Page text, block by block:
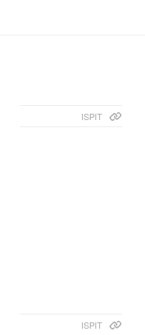
ISPIT
ISPIT